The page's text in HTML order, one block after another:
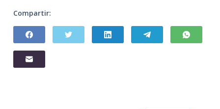
Compartir: